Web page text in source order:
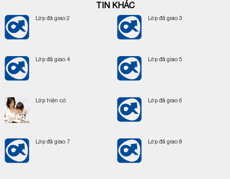
TIN KHÁC
Lớp đã giao 2 Lớp đã giao 3
Lớp đã giao 4 Lớp đã giao 5
Lớp hiện có Lớp đã giao 6
Lớp đã giao 7 Lớp đã giao 8